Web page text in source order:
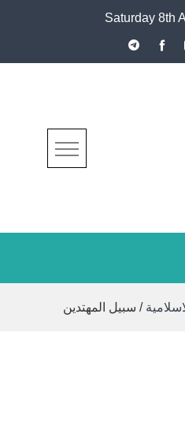
Saturday 8th
/ سبيل المهتدين